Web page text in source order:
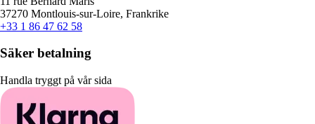
37270 Montlouis-sur-Loire, Frankrike
+33 1 86 47 62 58
Säker betalning
Handla tryggt på vår sida